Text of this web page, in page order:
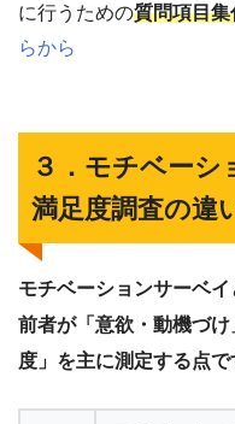
に行うための質問項目
らから
３．モチベーシ
満足度調査の違
モチベーションサーベイ
前者が「意欲・動機づ
度」を主に測定する点で